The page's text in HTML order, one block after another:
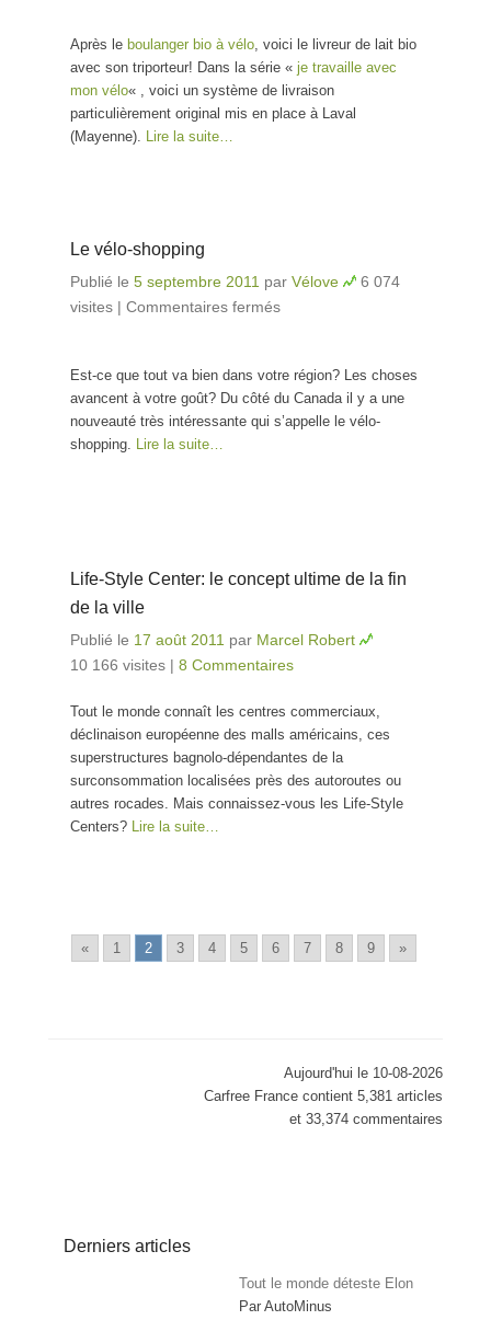
Après le boulanger bio à vélo, voici le livreur de lait bio
avec son triporteur! Dans la série « je travaille avec
mon vélo« , voici un système de livraison
particulièrement original mis en place à Laval
(Mayenne). Lire la suite…
Le vélo-shopping
Publié le 5 septembre 2011 par Vélove
6 074
visites | Commentaires fermés
Est-ce que tout va bien dans votre région? Les choses
avancent à votre goût? Du côté du Canada il y a une
nouveauté très intéressante qui s’appelle le vélo-
shopping. Lire la suite…
Life-Style Center: le concept ultime de la fin
de la ville
Publié le 17 août 2011 par Marcel Robert
10 166 visites | 8 Commentaires
Tout le monde connaît les centres commerciaux,
déclinaison européenne des malls américains, ces
superstructures bagnolo-dépendantes de la
surconsommation localisées près des autoroutes ou
autres rocades. Mais connaissez-vous les Life-Style
Centers? Lire la suite…
« 1 2 3 4 5 6 7 8 9 »
Aujourd'hui le 10-08-2026
Carfree France contient 5,381 articles
et 33,374 commentaires
Derniers articles
Tout le monde déteste Elon
Par AutoMinus